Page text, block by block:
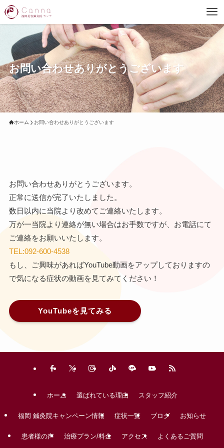
お問い合わせありがとうございます
ホーム お問い合わせありがとうございます
お問い合わせありがとうございます。
正常に送信が完了いたしました。
数日以内に当院より改めてご連絡いたします。
万が一当院より連絡が無い場合はお手数ですが、お電話にて
ご連絡をお願いいたします。
TEL:092-600-4538
もし、ご興味があればYouTube動画をアップしておりますの
で気になる症状の動画を見てみてください！
YouTubeを見てみる
ホーム 選ばれている理由 スタッフ紹介
福岡 鍼灸院キャンペーン情報 症状一覧 ブログ お知らせ
患者様の声 治療プラン/料金 アクセス よくあるご質問